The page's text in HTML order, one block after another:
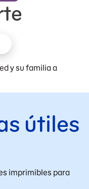
y su familia a
útiles
imprimibles para